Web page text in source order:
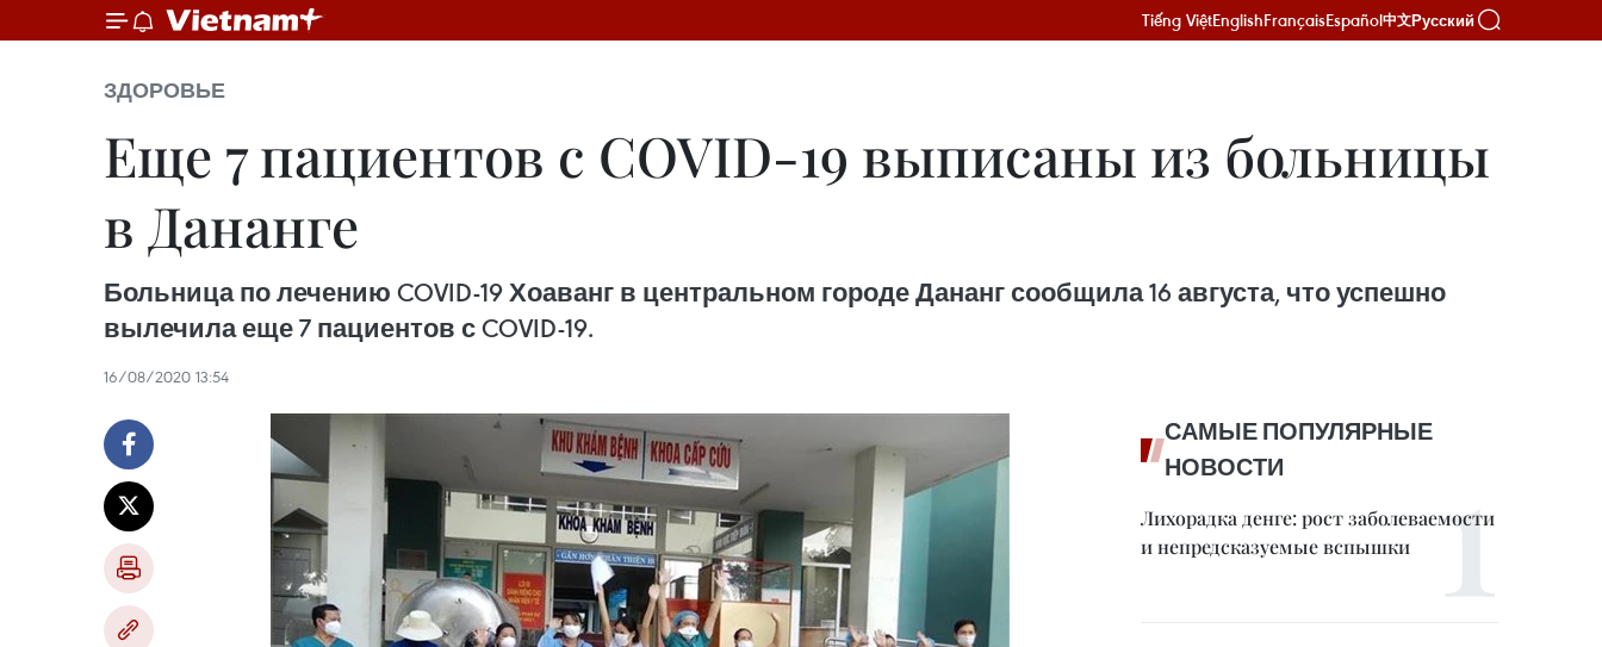
Tiếng ViệtEnglishFrançaisEspañol中文Русский
ЗДОРОВЬЕ
Еще 7 пациентов с COVID-19 выписаны из больницы
в Дананге
Больница по лечению COVID-19 Хоаванг в центральном городе Дананг сообщила 16 августа, что успешно
вылечила еще 7 пациентов с COVID-19.
16/08/2020 13:54
САМЫЕ ПОПУЛЯРНЫЕ
НОВОСТИ
Лихорадка денге: рост заболеваемости
и непредсказуемые вспышки